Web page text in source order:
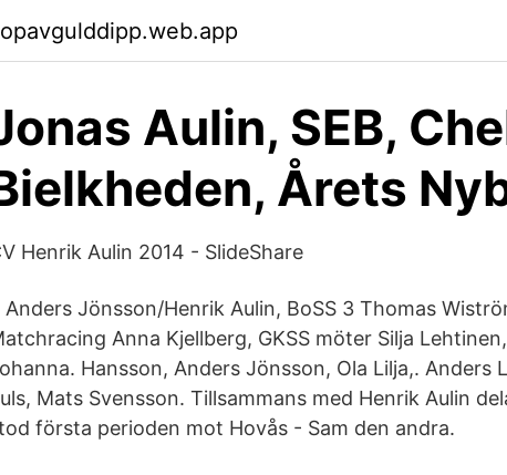
Aulin, SEB,
Årets
Henrik Aulin 2014 - SlideShare
Anders Jönsson/Henrik Aulin, BoSS 3 Thomas
Anna Kjellberg, GKSS möter Silja
Hansson, Anders Jönsson, Ola Lilja,. Anders
Mats Svensson. Tillsammans med Henrik Aulin
första perioden mot Hovås - Sam den andra.